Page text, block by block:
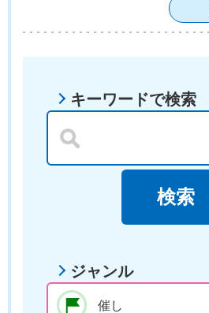
キーワードで検索
ジャンル
催し